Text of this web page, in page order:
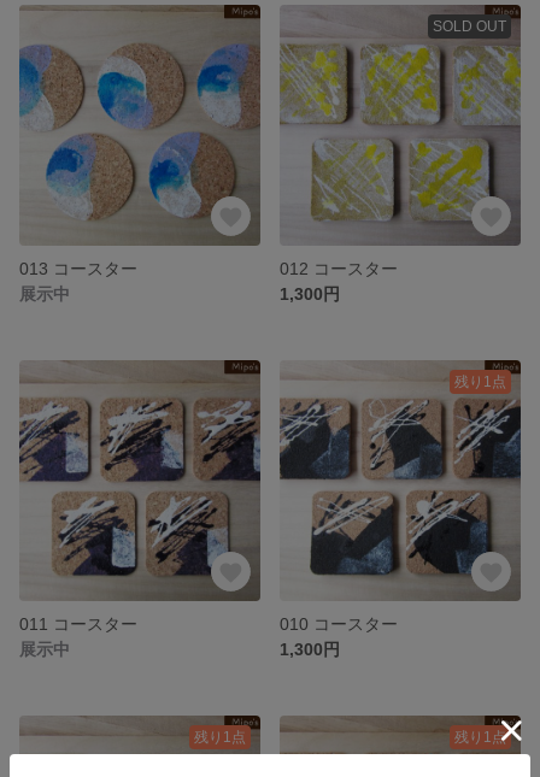
013 コースター
展示中
SOLD OUT
012 コースター
1,300円
011 コースター
展示中
残り1点
010 コースター
1,300円
残り1点 残り1点